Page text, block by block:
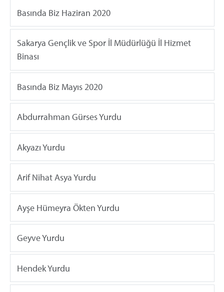
Basında Biz Haziran 2020
Sakarya Gençlik ve Spor İl Müdürlüğü İl Hizmet
Binası
Basında Biz Mayıs 2020
Abdurrahman Gürses Yurdu
Akyazı Yurdu
Arif Nihat Asya Yurdu
Ayşe Hümeyra Ökten Yurdu
Geyve Yurdu
Hendek Yurdu